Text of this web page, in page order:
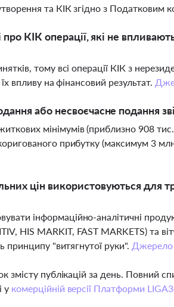
та КІК згідно з Податковим
КІК операції, які не
тому всі операції КІК з
впливу на фінансовий результат.
або несвоєчасне подання
мінімумів (приблизно 908
прибутку (максимум 3
цін використовуються для
інформаційно-аналітичні
HIS MARKIT, FAST MARKETS) та
принципу "витягнутої руки". Джерело
змісту публікацій за день. Повний
у комерційній версії Платформи